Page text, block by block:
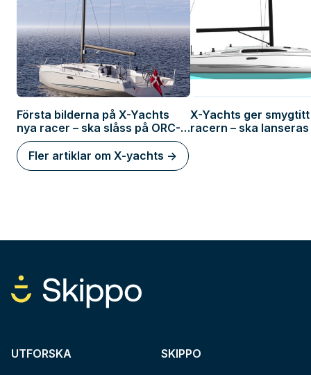
Första bilderna på X-Yachts
nya racer – ska slåss på ORC-
banorna
X-Yachts ger
racern – ska
Fler artiklar om X-yachts ->
UTFORSKA SKIPPO